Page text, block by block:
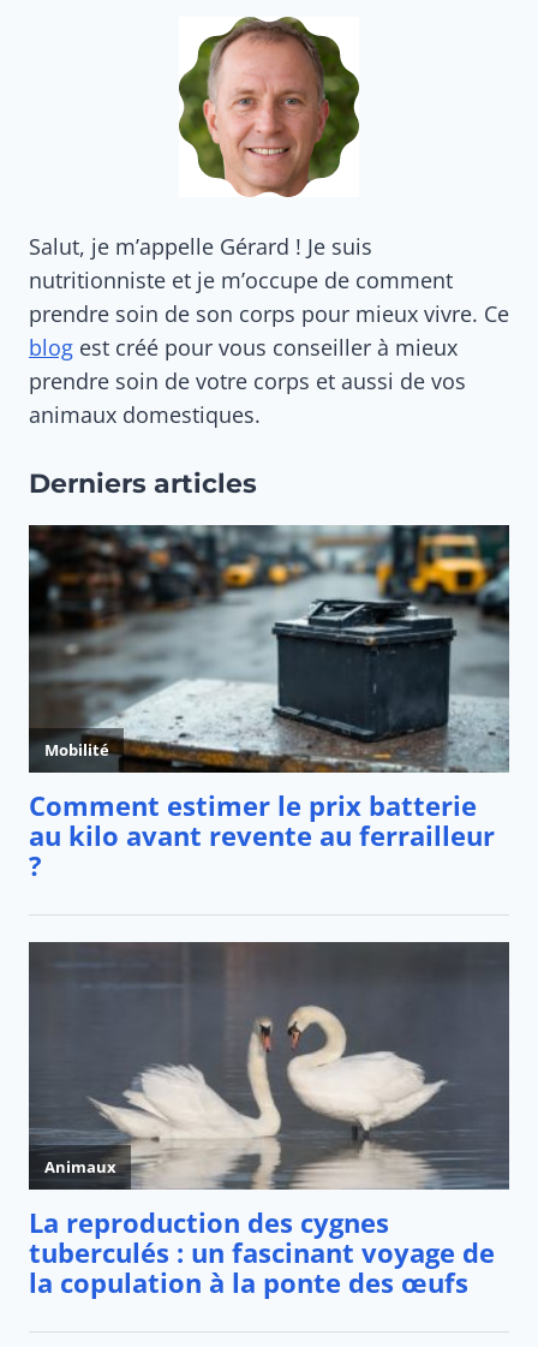
Salut, je m’appelle Gérard ! Je suis
nutritionniste et je m’occupe de comment
prendre soin de son corps pour mieux vivre. Ce
blog est créé pour vous conseiller à mieux
prendre soin de votre corps et aussi de vos
animaux domestiques.
Derniers articles